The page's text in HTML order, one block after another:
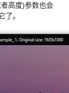
高度)参数也会
了。